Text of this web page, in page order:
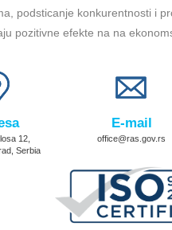
podsticanje konkurentnosti i
pozitivne efekte na na
12,
Serbia
E-mail
office@ras.gov.rs